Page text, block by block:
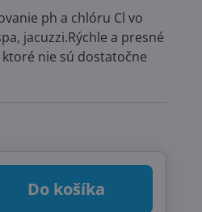
ph a chlóru Cl vo
jacuzzi.Rýchle a presné
nie sú dostatočne
Do košíka